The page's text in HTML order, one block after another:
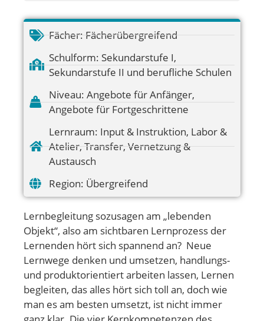
Fächer: Fächerübergreifend
Schulform: Sekundarstufe I,
Sekundarstufe II und berufliche Schulen
Niveau: Angebote für Anfänger,
Angebote für Fortgeschrittene
Lernraum: Input & Instruktion, Labor &
Atelier, Transfer, Vernetzung &
Austausch
Region: Übergreifend
Lernbegleitung sozusagen am „lebenden
Objekt“, also am sichtbaren Lernprozess der
Lernenden hört sich spannend an? Neue
Lernwege denken und umsetzen, handlungs-
und produktorientiert arbeiten lassen, Lernen
begleiten, das alles hört sich toll an, doch wie
man es am besten umsetzt, ist nicht immer